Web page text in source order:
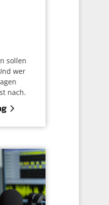
sollen
wer
nach.